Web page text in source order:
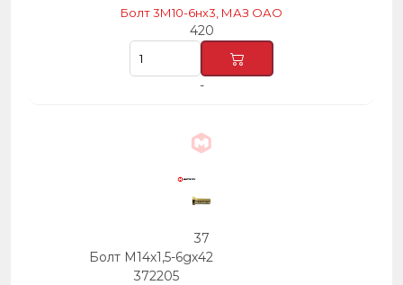
Болт 3М10-6нх3, МАЗ ОАО
420
-
37
Болт М14х1,5-6gх42
372205